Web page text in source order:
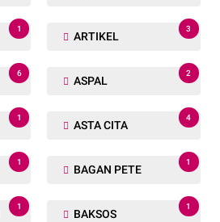
1
ARTIKEL
3
6
ASPAL
2
1
ASTA CITA
4
1
BAGAN PETE
1
1
BAKSOS
1